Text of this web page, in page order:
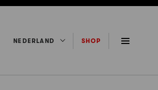
NEDERLAND SHOP